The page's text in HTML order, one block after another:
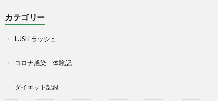
カテゴリー
LUSH ラッシュ
コロナ感染 体験記
ダイエット記録